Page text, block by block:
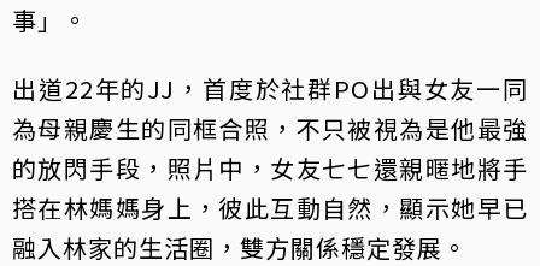
事」。
出道22年的JJ，首度於社群PO出與女友一同
為母親慶生的同框合照，不只被視為是他最強
的放閃手段，照片中，女友七七還親暱地將手
搭在林媽媽身上，彼此互動自然，顯示她早已
融入林家的生活圈，雙方關係穩定發展。